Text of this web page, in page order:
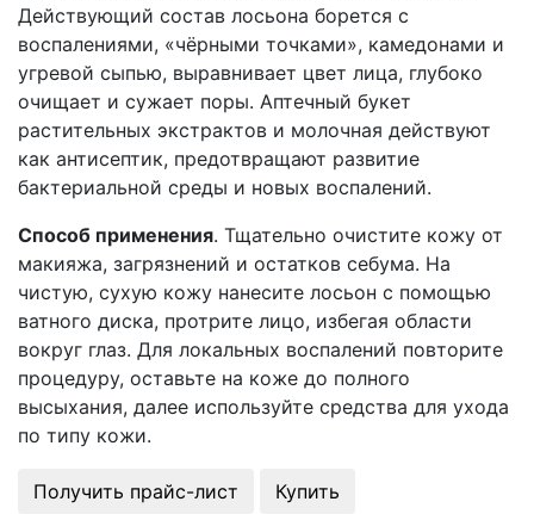
Действующий состав лосьона борется с
воспалениями, «чёрными точками», камедонами и
угревой сыпью, выравнивает цвет лица, глубоко
очищает и сужает поры. Аптечный букет
растительных экстрактов и молочная действуют
как антисептик, предотвращают развитие
бактериальной среды и новых воспалений.
Способ применения. Тщательно очистите кожу от
макияжа, загрязнений и остатков себума. На
чистую, сухую кожу нанесите лосьон с помощью
ватного диска, протрите лицо, избегая области
вокруг глаз. Для локальных воспалений повторите
процедуру, оставьте на коже до полного
высыхания, далее используйте средства для ухода
по типу кожи.
Получить прайс-лист
Купить